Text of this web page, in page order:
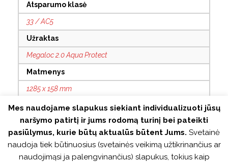
Atsparumo klasė
33 / AC5
Užraktas
Megaloc 2.0 Aqua Protect
Matmenys
1285 x 158 mm
Montavimas be klijų
Taip
Su grioveliais
4V
Mes naudojame slapukus siekiant individualizuoti jūsų
naršymo patirtį ir jums rodomą turinį bei pateikti
pasiūlymus, kurie būtų aktualūs būtent Jums. Svetainė
naudoja tiek būtinuosius (svetainės veikimą užtikrinančius ar
naudojimąsi ja palengvinančius) slapukus, tokius kaip